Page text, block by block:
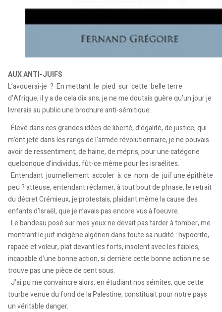
AUX ANTI-JUIFS
L’avouerai-je ? En mettant le pied sur cette belle terre
d’Afrique, il y a de cela dix ans, je ne me doutais guère qu’un jour je
livrerais au public une brochure anti-sémitique.
Élevé dans ces grandes idées de liberté, d’égalité, de justice, qui
m’ont jeté dans les rangs de l’armée révolutionnaire, je ne pouvais
avoir de ressentiment, de haine, de mépris, pour une catégorie
quelconque d’individus, fût-ce même pour les israélites.
Entendant journellement accoler à ce nom de juif une épithète
peu ? atteuse, entendant réclamer, à tout bout de phrase, le retrait
du décret Crémieux, je protestais, plaidant même la cause des
enfants d’Israël, que je n’avais pas encore vus à l’oeuvre.
Le bandeau posé sur mes yeux ne devait pas tarder à tomber, me
montrant le juif indigène algérien dans toute sa nudité : hypocrite,
rapace et voleur, plat devant les forts, insolent avec les faibles,
incapable d’une bonne action, si derrière cette bonne action ne se
trouve pas une pièce de cent sous.
J’ai pu me convaincre alors, en étudiant nos sémites, que cette
tourbe venue du fond de la Palestine, constituait pour notre pays
un véritable danger.